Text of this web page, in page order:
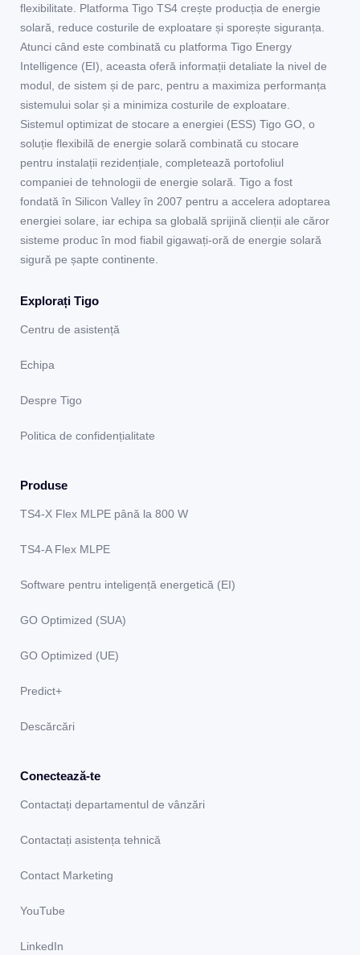
flexibilitate. Platforma Tigo TS4 crește producția de energie
solară, reduce costurile de exploatare și sporește siguranța.
Atunci când este combinată cu platforma Tigo Energy
Intelligence (EI), aceasta oferă informații detaliate la nivel de
modul, de sistem și de parc, pentru a maximiza performanța
sistemului solar și a minimiza costurile de exploatare.
Sistemul optimizat de stocare a energiei (ESS) Tigo GO, o
soluție flexibilă de energie solară combinată cu stocare
pentru instalații rezidențiale, completează portofoliul
companiei de tehnologii de energie solară. Tigo a fost
fondată în Silicon Valley în 2007 pentru a accelera adoptarea
energiei solare, iar echipa sa globală sprijină clienții ale căror
sisteme produc în mod fiabil gigawați-oră de energie solară
sigură pe șapte continente.
Explorați Tigo
Centru de asistență
Echipa
Despre Tigo
Politica de confidențialitate
Produse
TS4-X Flex MLPE până la 800 W
TS4-A Flex MLPE
Software pentru inteligență energetică (EI)
GO Optimized (SUA)
GO Optimized (UE)
Predict+
Descărcări
Conectează-te
Contactați departamentul de vânzări
Contactați asistența tehnică
Contact Marketing
YouTube
LinkedIn